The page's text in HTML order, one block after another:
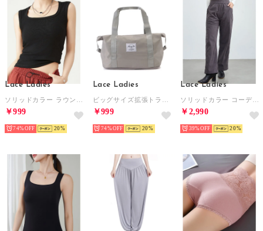
Lace Ladies
￥999
74% 20
Lace Ladies
￥999
74% 20
Lace Ladies
￥2,990
39% 20